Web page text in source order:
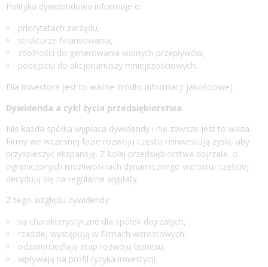
Polityka dywidendowa informuje o:
priorytetach zarządu,
strukturze finansowania,
zdolności do generowania wolnych przepływów,
podejściu do akcjonariuszy mniejszościowych.
Dla inwestora jest to ważne źródło informacji jakościowej.
Dywidenda a cykl życia przedsiębiorstwa
Nie każda spółka wypłaca dywidendy i nie zawsze jest to wada.
Firmy we wczesnej fazie rozwoju często reinwestują zyski, aby
przyspieszyć ekspansję. Z kolei przedsiębiorstwa dojrzałe, o
ograniczonych możliwościach dynamicznego wzrostu, częściej
decydują się na regularne wypłaty.
Z tego względu dywidendy:
są charakterystyczne dla spółek dojrzałych,
rzadziej występują w firmach wzrostowych,
odzwierciedlają etap rozwoju biznesu,
wpływają na profil ryzyka inwestycji.